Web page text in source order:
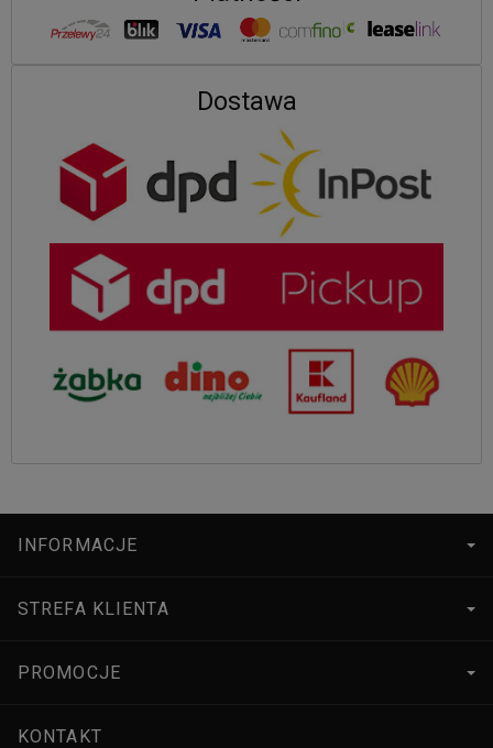
Dostawa
INFORMACJE
STREFA KLIENTA
PROMOCJE
KONTAKT